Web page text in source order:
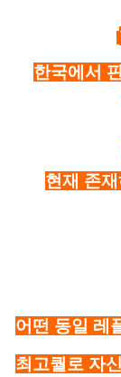
한국에서
현재 존
어떤 동일 레
최고퀄로 자